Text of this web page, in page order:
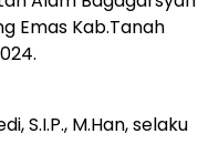
Emas Kab.Tanah
S.I.P., M.Han, selaku